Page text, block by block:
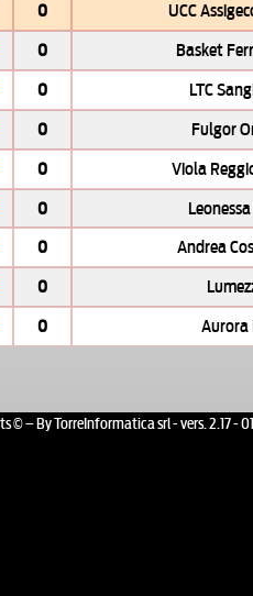
0
UCC
0
Basket
0
LTC
0
Fulgor
0
Viola
0
0
Andrea
0
0 Aurora
© – By TorreInformatica srl - vers. 2.17 -